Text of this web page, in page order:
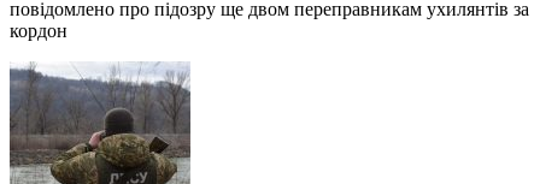
повідомлено про підозру ще двом переправникам ухилянтів за
кордон